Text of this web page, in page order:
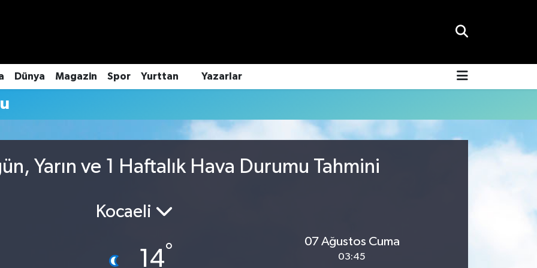
Dünya Magazin Spor Yurttan Yazarlar
Yarın ve 1 Haftalık Hava Durumu Tahmini
Kocaeli
14°
07 Ağustos Cuma
03:45